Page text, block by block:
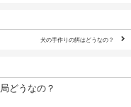
犬の手作りの餌はどうなの？
どうなの？